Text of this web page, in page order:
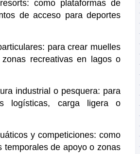
como plataformas de
de acceso para deportes
para crear muelles
recreativas en lagos o
industrial o pesquera: para
logísticas, carga ligera o
y competiciones: como
temporales de apoyo o zonas